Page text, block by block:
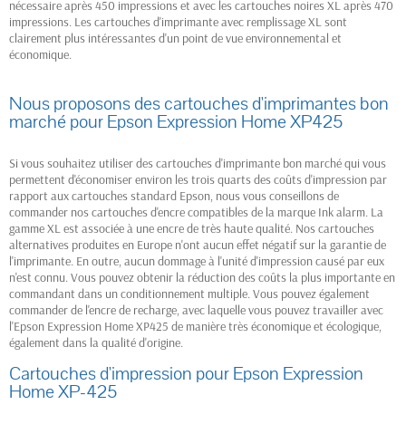
nécessaire après 450 impressions et avec les cartouches noires XL après 470
impressions. Les cartouches d'imprimante avec remplissage XL sont
clairement plus intéressantes d'un point de vue environnemental et
économique.
Nous proposons des cartouches d'imprimantes bon
marché pour Epson Expression Home XP425
Si vous souhaitez utiliser des cartouches d'imprimante bon marché qui vous
permettent d'économiser environ les trois quarts des coûts d'impression par
rapport aux cartouches standard Epson, nous vous conseillons de
commander nos cartouches d'encre compatibles de la marque Ink alarm. La
gamme XL est associée à une encre de très haute qualité. Nos cartouches
alternatives produites en Europe n'ont aucun effet négatif sur la garantie de
l'imprimante. En outre, aucun dommage à l'unité d'impression causé par eux
n'est connu. Vous pouvez obtenir la réduction des coûts la plus importante en
commandant dans un conditionnement multiple. Vous pouvez également
commander de l'encre de recharge, avec laquelle vous pouvez travailler avec
l'Epson Expression Home XP425 de manière très économique et écologique,
également dans la qualité d'origine.
Cartouches d'impression pour Epson Expression
Home XP-425